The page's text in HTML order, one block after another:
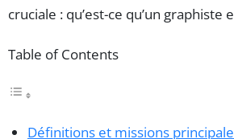
cruciale : qu’est-ce qu’un graphiste
Table of Contents
Définitions et missions